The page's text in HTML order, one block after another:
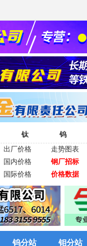
钛 钨
出厂价格
走势图表
国内价格
钢厂招标
国际价格
价格数据
钨分站 钼分站